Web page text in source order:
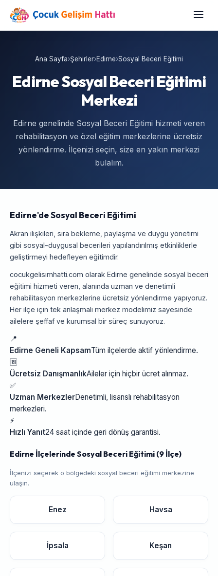
Ana Sayfa›Şehirler›Edirne›Sosyal Beceri Eğitimi
Edirne Sosyal Beceri Eğitimi
Merkezi
Edirne genelinde Sosyal Beceri Eğitimi hizmeti veren
rehabilitasyon ve özel eğitim merkezlerine ücretsiz
yönlendirme. İlçenizi seçin, size en yakın merkezi
bulalım.
Edirne'de Sosyal Beceri Eğitimi
Akran ilişkileri, sıra bekleme, paylaşma ve duygu yönetimi
gibi sosyal-duygusal becerileri yapılandırılmış etkinliklerle
geliştirmeyi hedefleyen eğitimdir.
cocukgelisimhatti.com olarak Edirne genelinde sosyal beceri
eğitimi hizmeti veren, alanında uzman ve denetimli
rehabilitasyon merkezlerine ücretsiz yönlendirme yapıyoruz.
Her ilçe için tek anlaşmalı merkez modelimiz sayesinde
ailelere şeffaf ve kurumsal bir süreç sunuyoruz.
📍
Edirne Geneli KapsamTüm ilçelerde aktif yönlendirme.
🆓
Ücretsiz DanışmanlıkAileler için hiçbir ücret alınmaz.
✅
Uzman MerkezlerDenetimli, lisanslı rehabilitasyon
merkezleri.
⚡
Hızlı Yanıt24 saat içinde geri dönüş garantisi.
Edirne İlçelerinde Sosyal Beceri Eğitimi (9 İlçe)
İlçenizi seçerek o bölgedeki sosyal beceri eğitimi merkezine
ulaşın.
Enez Havsa
İpsala Keşan